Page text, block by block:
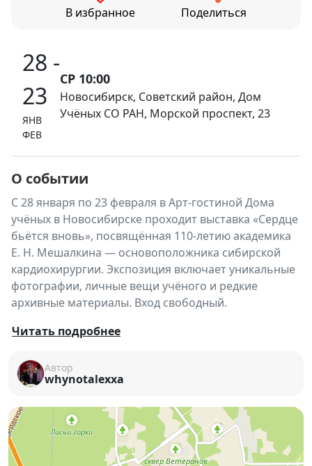
В избранное Поделиться
28 -
23
ЯНВ
ФЕВ
СР 10:00
Новосибирск, Советский район, Дом
Учёных СО РАН, Морской проспект, 23
О событии
С 28 января по 23 февраля в Арт-гостиной Дома
учёных в Новосибирске проходит выставка «Сердце
бьётся вновь», посвящённая 110-летию академика
Е. Н. Мешалкина — основоположника сибирской
кардиохирургии. Экспозиция включает уникальные
фотографии, личные вещи учёного и редкие
архивные материалы. Вход свободный.
«Сердце бьётся вновь»
Николаевича Мешалкина
отечественной кардиохирургии и основателя
Е. Н. Мешалкин впервые прооперировал сердце в
27 лет на фронте
, в экстремальных условиях. В 1957
году, по приглашению академика М. А. Лаврентьева,
Читать подробнее
Автор
whynotalexxa